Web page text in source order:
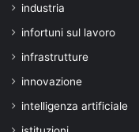
industria
infortuni sul lavoro
infrastrutture
innovazione
intelligenza artificiale